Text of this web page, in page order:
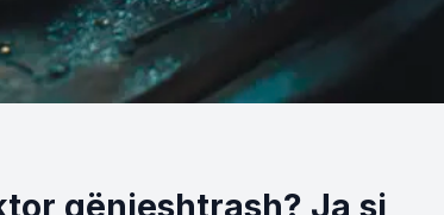
gënjeshtrash? Ja si